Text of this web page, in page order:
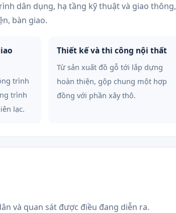
dân dụng, hạ tầng kỹ thuật và giao thông,
bàn giao.
trình
trình
lạc.
Thiết kế và thi công nội thất
Từ sản xuất đồ gỗ tới lắp dựng
hoàn thiện, gộp chung một hợp
đồng với phần xây thô.
và quan sát được điều đang diễn ra.